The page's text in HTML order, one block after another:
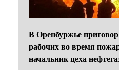
В Оренбуржье приговор
рабочих во время
начальник цеха